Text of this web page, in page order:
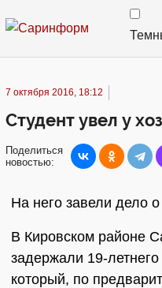
7 октября 2016, 18:12
Студент увел у
Поделиться
новостью:
На него завели дело
В Кировском районе
задержали 19-
который, по